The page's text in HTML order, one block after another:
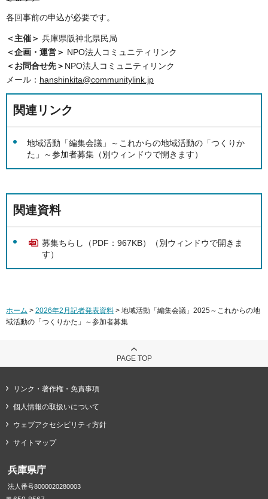
各回事前の申込が必要です。
＜主催＞ 兵庫県阪神北県民局
＜企画・運営＞ NPO法人コミュニティリンク
＜お問合せ先＞ NPO法人コミュニティリンク
メール： hanshinkita@communitylink.jp
関連リンク
地域活動「編集会議」～これからの地域活動の「つくりか
た」～参加者募集（別ウィンドウで開きます）
関連資料
募集ちらし（PDF：967KB）（別ウィンドウで開きま
す）
ホーム > 2026年2月記者発表資料 > 地域活動「編集会議」2025～これからの地
域活動の「つくりかた」～参加者募集
PAGE TOP
リンク・著作権・免責事項
個人情報の取扱いについて
ウェブアクセシビリティ方針
サイトマップ
兵庫県庁
法人番号8000020280003